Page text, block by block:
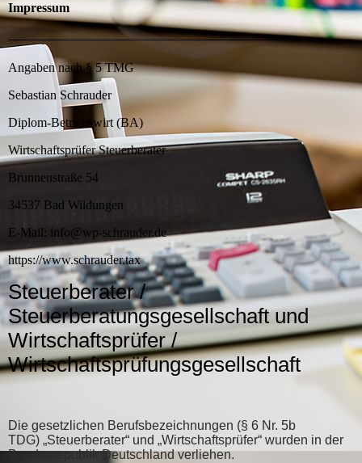
Impressum
Angaben nach § 5 TMG
Sebastian Schrauder
Diplom-Betriebswirt (BA)
Wirtschaftsprüfer Steuerberater
Brunnenstraße 54
34537 Bad Wildungen
E-Mail: info@wp-schrauder.de
https://www.schrauder.tax
Steuerberater /
Steuerberatungsgesellschaft und
Wirtschaftsprüfer /
Wirtschaftsprüfungsgesellschaft
Die gesetzlichen Berufsbezeichnungen (§ 6 Nr. 5b
TDG) „Steuerberater“ und „Wirtschaftsprüfer“ wurden in der
Bundesrepublik Deutschland verliehen.